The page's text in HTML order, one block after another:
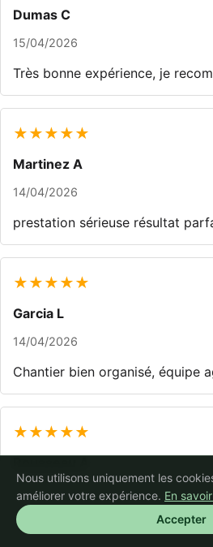
Dumas C
15/04/2026
Très bonne expérience, je
★★★★★
Martinez A
14/04/2026
prestation sérieuse résultat
★★★★★
Garcia L
14/04/2026
Chantier bien organisé, équipe
★★★★★
11/04/2026
Service impeccable rien à redire
Nous utilisons uniquement les
améliorer votre expérience. En
Accepter